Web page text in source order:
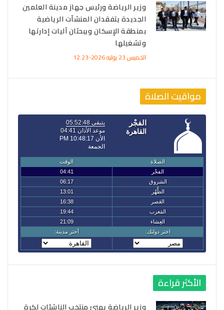
وزير الرياضة ورئيس جهاز مدينة العلمين
الجديدة يتفقدان المنشآت الرياضية
بمنطقة الإسكان ويبحثان آليات إدارتها
وتشغيلها
الخميس 23 يوليه 2026-12:23
مواقيت الصلاة
الأكثر قراءة
وزير الرياضة يهنئ منتخب الناشئات لكرة